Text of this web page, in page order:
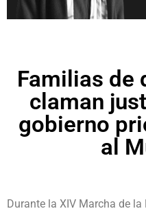
Familias de
claman
gobierno
al
Durante la XIV Marcha de